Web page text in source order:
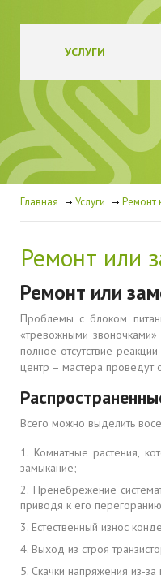
УСЛУГИ
Главная Услуги Ремонт
Ремонт или
Ремонт или
Проблемы с блоком
«тревожными звоночками»
полное отсутствие
центр – мастера проведут
Всего можно выделить
Комнатные растения,
замыкание;
Пренебрежение
приводя к его
Естественный износ
Выход из строя
Скачки напряжения из-